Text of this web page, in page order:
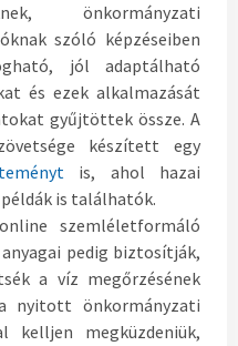
önkormányzati
szóló képzéseiben
jól adaptálható
és ezek alkalmazását
gyűjtöttek össze. A
készített egy
is, ahol hazai
is találhatók.
szemléletformáló
pedig biztosítják,
a víz megőrzésének
nyitott önkormányzati
kelljen megküzdeniük,